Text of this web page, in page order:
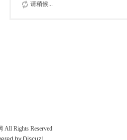
请稍候...
All Rights Reserved